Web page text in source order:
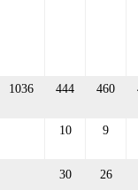
1036 444 460
10 9
30 26